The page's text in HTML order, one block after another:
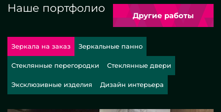
Наше портфолио
Другие работы
Зеркала на заказ Зеркальные панно
Стеклянные перегородки Стеклянные двери
Эксклюзивные изделия Дизайн интерьера